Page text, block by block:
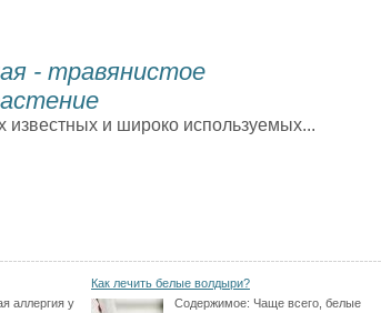
- травянистое
известных и широко используемых...
аллергия у
Как лечить белые волдыри?
Содержимое: Чаще всего, белые